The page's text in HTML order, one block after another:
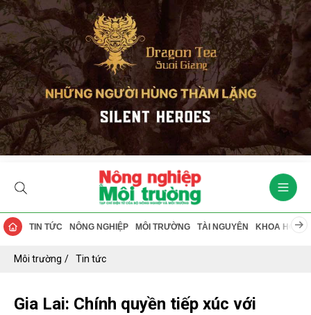
TIN TỨC NÔNG NGHIỆP MÔI TRƯỜNG TÀI NGUYÊN KHOA HỌC
Môi trường Tin tức
Gia Lai: Chính quyền tiếp xúc với